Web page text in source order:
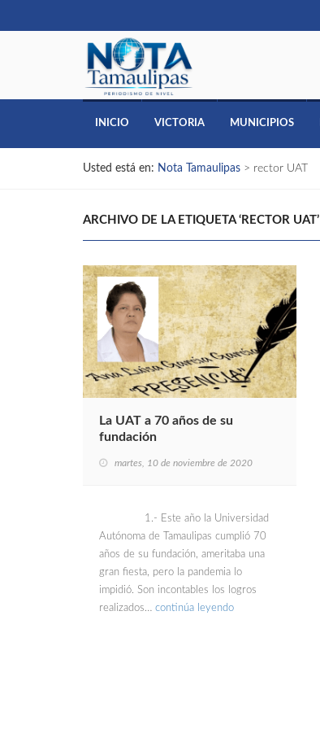
INICIO VICTORIA MUNICIPIOS
Usted está en: Nota Tamaulipas > rector UAT
ARCHIVO DE LA ETIQUETA ‘RECTOR UAT’
La UAT a 70 años de su
fundación
martes, 10 de noviembre de 2020
1.- Este año la Universidad
Autónoma de Tamaulipas cumplió 70
años de su fundación, ameritaba una
gran fiesta, pero la pandemia lo
impidió. Son incontables los logros
realizados… continúa leyendo